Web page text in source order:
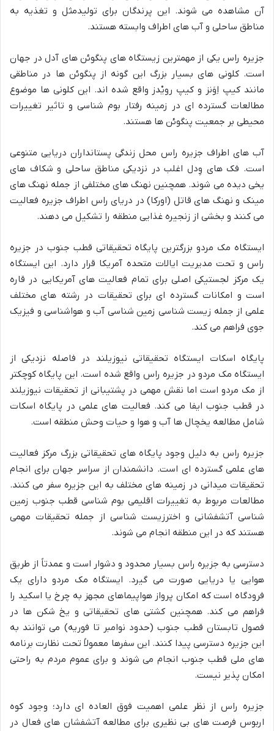
آن مشاهده می شوند. این پرندگان برای تولیدمثل و تغذیه به
مناطق ساحلی و آب های اطراف وابسته هستند.
جزیره راس یکی از مهمترین زیستگاه های پنگوئن های آدل در جهان
است. کلونی های بسیار بزرگ این گونه از پنگوئن ها در مناطقی
مانند کیپ اِوَنز و کیپ رویْدز واقع شده اند. این کلونی ها موضوع
مطالعات گسترده ای در زمینه رفتار بوم شناسی و تاثیر تغییرات
محیطی بر جمعیت پنگوئن ها هستند.
آب های اطراف جزیره راس محل زندگی پستانداران دریایی متنوعی
است. فک های وِدل اغلب در نزدیکی مناطق ساحلی و شکاف های
یخی دیده می شوند. همچنین نهنگ های مختلفی از جمله نهنگ های
مینک و نهنگ های قاتل (اورکا) در دریای راس اطراف جزیره فعالیت
می کنند و بخشی از زنجیره غذایی منطقه را تشکیل می دهند.
ایستگاه مک مردو بزرگترین پایگاه تحقیقاتی قطب جنوب در جزیره
راس و تحت مدیریت ایالات متحده آمریکا قرار دارد. این ایستگاه
یک مرکز لجستیکی اصلی برای تمام فعالیت های آمریکایی در قاره
است و امکانات گسترده ای برای تحقیقات در رشته های مختلف
علمی از جمله زیست شناسی زمین شناسی آب و هواشناسی و فیزیک
جوی فراهم می کند.
پایگاه اسکات ایستگاه تحقیقاتی نیوزیلند در فاصله نزدیکی از
ایستگاه مک مردو در جزیره راس واقع شده است. این پایگاه کوچکتر
از مک مردو است اما نقش مهمی در پشتیبانی از تحقیقات نیوزیلند
در قطب جنوب ایفا می کند. فعالیت های علمی در پایگاه اسکات
شامل مطالعه یخچال ها آب و هوا و حیات وحش منطقه است.
جزیره راس به دلیل وجود پایگاه های تحقیقاتی بزرگ مرکز فعالیت
های علمی گسترده ای است. دانشمندان از سراسر جهان برای انجام
تحقیقات میدانی در زمینه های مختلف به این جزیره سفر می کنند.
مطالعات مربوط به تغییرات اقلیمی بوم شناسی قطب جنوب زمین
شناسی آتشفشانی و اخترزیست شناسی از جمله تحقیقات مهمی
هستند که در این منطقه انجام می شوند.
دسترسی به جزیره راس بسیار محدود و دشوار است و عمدتاً از طریق
هوایی یا دریایی صورت می گیرد. ایستگاه مک مردو دارای یک
فرودگاه است که امکان پرواز هواپیماهای مجهز به چرخ یا اسکید را
فراهم می کند. همچنین کشتی های تحقیقاتی و یخ شکن ها در
فصول تابستان قطب جنوب (حدود نوامبر تا فوریه) می توانند به
این جزیره دسترسی پیدا کنند. این سفرها معمولاً تحت نظارت برنامه
های ملی قطب جنوب انجام می شوند و برای عموم مردم به راحتی
امکان پذیر نیست.
جزیره راس از نظر علمی اهمیت فوق العاده ای دارد؛ وجود کوه
اربوس فرصت های بی نظیری برای مطالعه آتشفشان های فعال در